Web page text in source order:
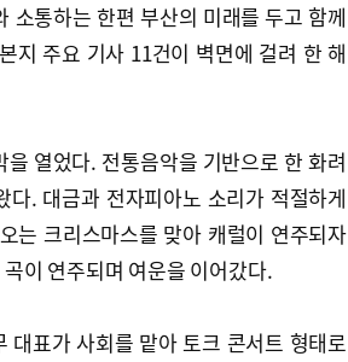
소통하는 한편 부산의 미래를 두고 함께
지 주요 기사 11건이 벽면에 걸려 한 해
열었다. 전통음악을 기반으로 한 화려
. 대금과 전자피아노 소리가 적절하게
는 크리스마스를 맞아 캐럴이 연주되자
이 연주되며 여운을 이어갔다.
표가 사회를 맡아 토크 콘서트 형태로